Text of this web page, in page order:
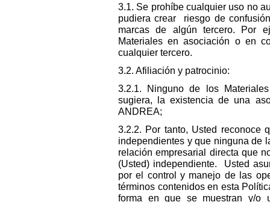
3.1. Se prohíbe cualquier uso no
pudiera crear riesgo de
marcas de algún tercero. Por
Materiales en asociación o en
cualquier tercero.
3.2. Afiliación y patrocinio:
3.2.1. Ninguno de los
sugiera, la existencia de una
ANDREA;
3.2.2. Por tanto, Usted reconoce
independientes y que ninguna de
relación empresarial directa que
(Usted) independiente. Usted
por el control y manejo de las
términos contenidos en esta
forma en que se muestran y/o